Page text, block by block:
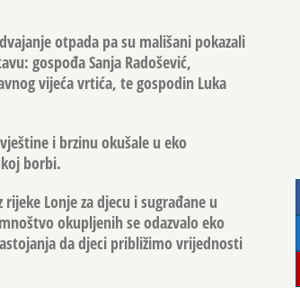
otpada pa su mališani pokazali
gospođa Sanja Radošević,
vijeća vrtića, te gospodin Luka
i brzinu okušale u eko
borbi.
Lonje za djecu i sugrađane u
okupljenih se odazvalo eko
da djeci približimo vrijednosti